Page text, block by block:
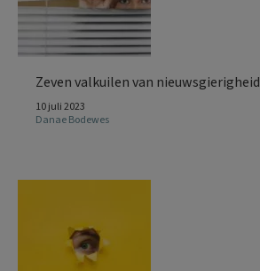
Zeven valkuilen van nieuwsgierigheid
10 juli 2023
Danae Bodewes